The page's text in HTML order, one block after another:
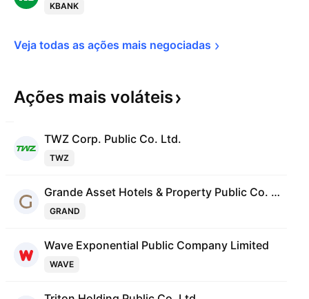
KBANK
Veja todas as ações mais negociadas
Ações mais voláteis
TWZ Corp. Public Co. Ltd.
TWZ
Grande Asset Hotels & Property Public Co. Ltd.
GRAND
Wave Exponential Public Company Limited
WAVE